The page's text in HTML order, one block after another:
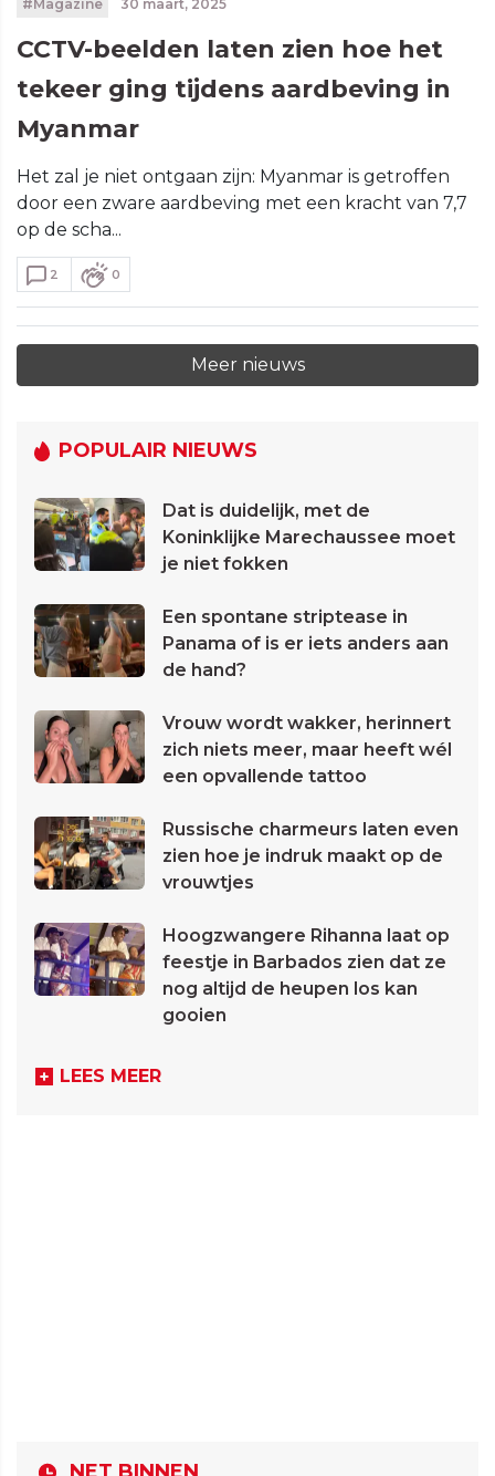
#Magazine 30 maart, 2025
CCTV-beelden laten zien hoe het
tekeer ging tijdens aardbeving in
Myanmar
Het zal je niet ontgaan zijn: Myanmar is getroffen
door een zware aardbeving met een kracht van 7,7
op de scha...
2 0
Meer nieuws
POPULAIR NIEUWS
Dat is duidelijk, met de
Koninklijke Marechaussee moet
je niet fokken
Een spontane striptease in
Panama of is er iets anders aan
de hand?
Vrouw wordt wakker, herinnert
zich niets meer, maar heeft wél
een opvallende tattoo
Russische charmeurs laten even
zien hoe je indruk maakt op de
vrouwtjes
Hoogzwangere Rihanna laat op
feestje in Barbados zien dat ze
nog altijd de heupen los kan
gooien
LEES MEER